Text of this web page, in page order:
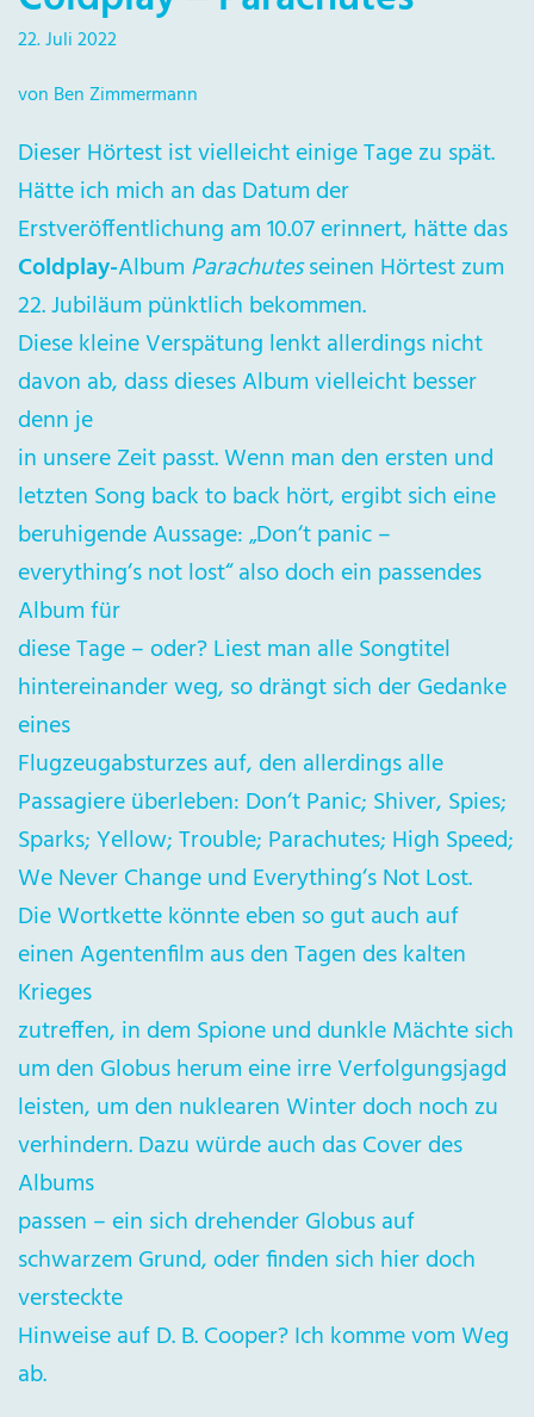
22. Juli 2022
von Ben Zimmermann
Dieser Hörtest ist vielleicht einige Tage zu spät.
Hätte ich mich an das Datum der
Erstveröffentlichung am 10.07 erinnert, hätte das
Coldplay-Album Parachutesseinen Hörtest zum
22. Jubiläum pünktlich bekommen.
Diese kleine Verspätung lenkt allerdings nicht
davon ab, dass dieses Album vielleicht besser
denn je
in unsere Zeit passt. Wenn man den ersten und
letzten Song back to back hört, ergibt sich eine
beruhigende Aussage: „Don‘t panic –
everything‘s not lost“ also doch ein passendes
Album für
diese Tage – oder? Liest man alle Songtitel
hintereinander weg, so drängt sich der Gedanke
eines
Flugzeugabsturzes auf, den allerdings alle
Passagiere überleben: Don‘t Panic; Shiver, Spies;
Sparks; Yellow; Trouble; Parachutes; High Speed;
We Never Change und Everything‘s Not Lost.
Die Wortkette könnte eben so gut auch auf
einen Agentenfilm aus den Tagen des kalten
Krieges
zutreffen, in dem Spione und dunkle Mächte sich
um den Globus herum eine irre Verfolgungsjagd
leisten, um den nuklearen Winter doch noch zu
verhindern. Dazu würde auch das Cover des
Albums
passen – ein sich drehender Globus auf
schwarzem Grund, oder finden sich hier doch
versteckte
Hinweise auf D. B. Cooper? Ich komme vom Weg
ab.